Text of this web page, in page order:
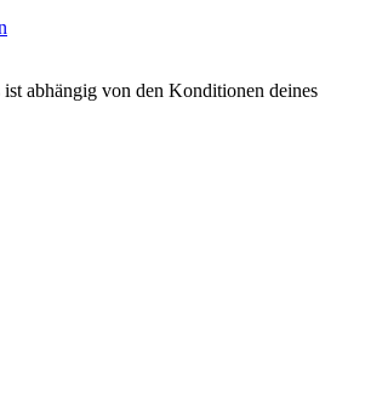
abhängig von den Konditionen deines